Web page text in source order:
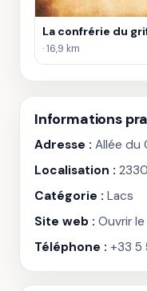
La confrérie du
· 16,9 km
Informations
Adresse : Allée du
Localisation :
Catégorie : Lacs
Site web : Ouvrir
Téléphone : +33 5